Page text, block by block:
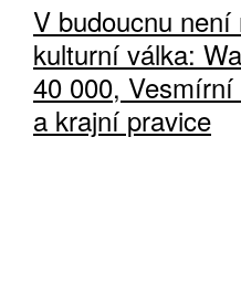
V budoucnu není
kulturní válka:
40 000, Vesmírní
a krajní pravice